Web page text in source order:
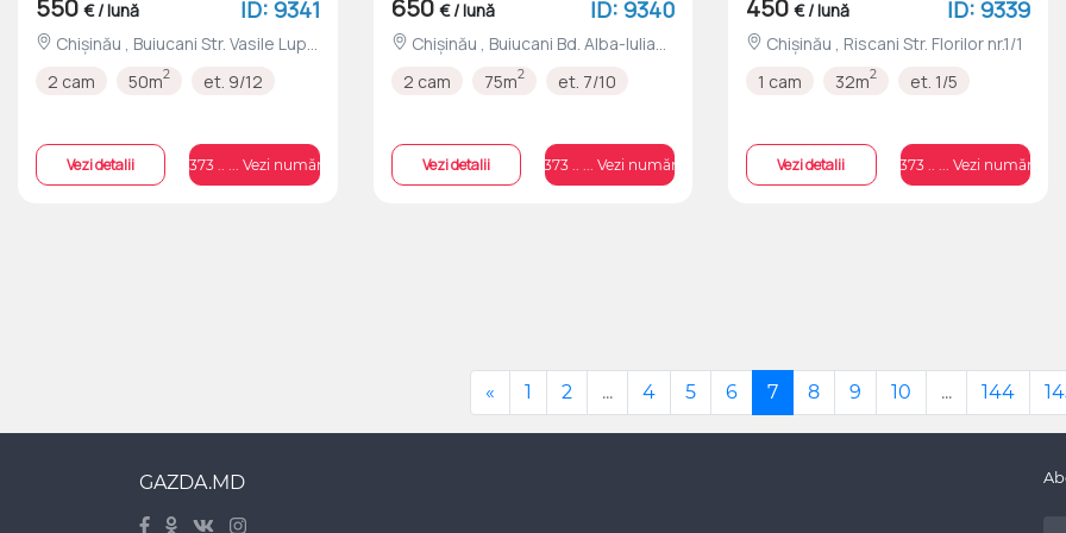
550 € / lună ID: 9341
2 cam 50m2 et. 9/12
Vezi detalii +373 .. ... Vezi numărul
650 € / lună ID: 9340
2 cam 75m2 et. 7/10
Vezi detalii +373 .. ... Vezi numărul
450 € / lună ID: 9339
Chișinău , Riscani Str. Florilor nr.1/1
1 cam
32m2 et. 1/5
Vezi detalii +373 .. ... Vezi numărul
« 1 2 ... 4 5 6 7 8 9 10 ... 144
GAZDA.MD